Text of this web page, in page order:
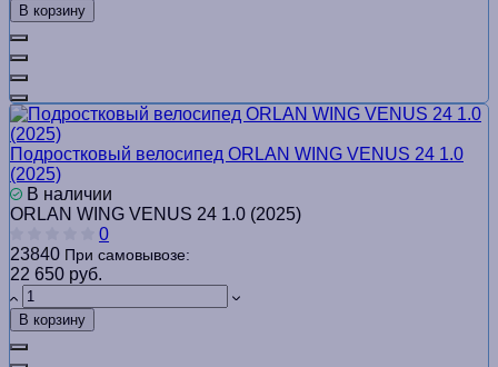
В корзину
Подростковый велосипед ORLAN WING VENUS 24 1.0
(2025)
В наличии
ORLAN WING VENUS 24 1.0 (2025)
0
23840 При самовывозе:
22 650 руб.
В корзину